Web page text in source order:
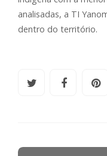
analisadas, a TI
dentro do território.